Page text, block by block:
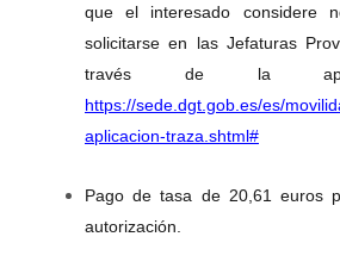
que el interesado considere
solicitarse en las Jefaturas
través de la
https://sede.dgt.gob.es/es/
aplicacion-traza.shtml#
Pago de tasa de 20,61 euros
autorización.